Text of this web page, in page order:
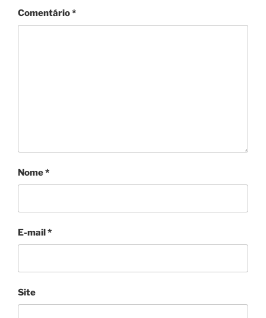
Comentário*
Nome*
E-mail*
Site